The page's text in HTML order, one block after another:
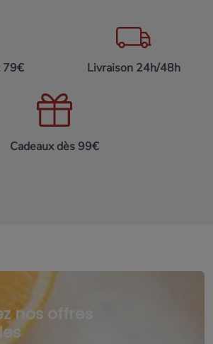
79€ Livraison 24h/48h
Cadeaux dès 99€
nos offres